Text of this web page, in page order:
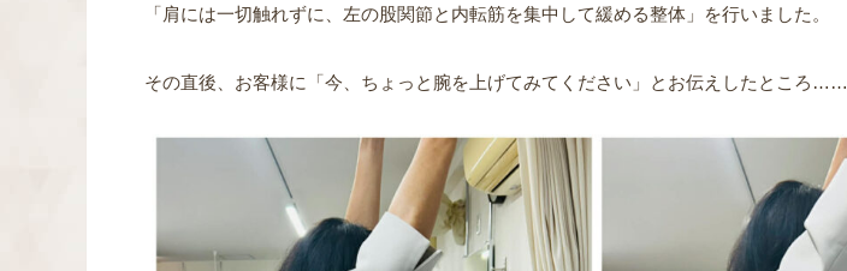
「肩には一切触れずに、左の股関節と内転筋を集中して緩める整体」を行いました。
その直後、お客様に「今、ちょっと腕を上げてみてください」とお伝えしたところ……